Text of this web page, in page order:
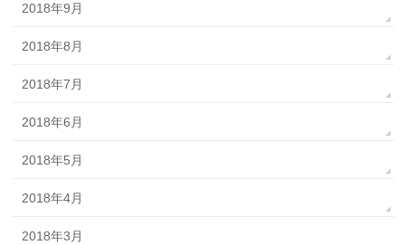
2018年9月
2018年8月
2018年7月
2018年6月
2018年5月
2018年4月
2018年3月